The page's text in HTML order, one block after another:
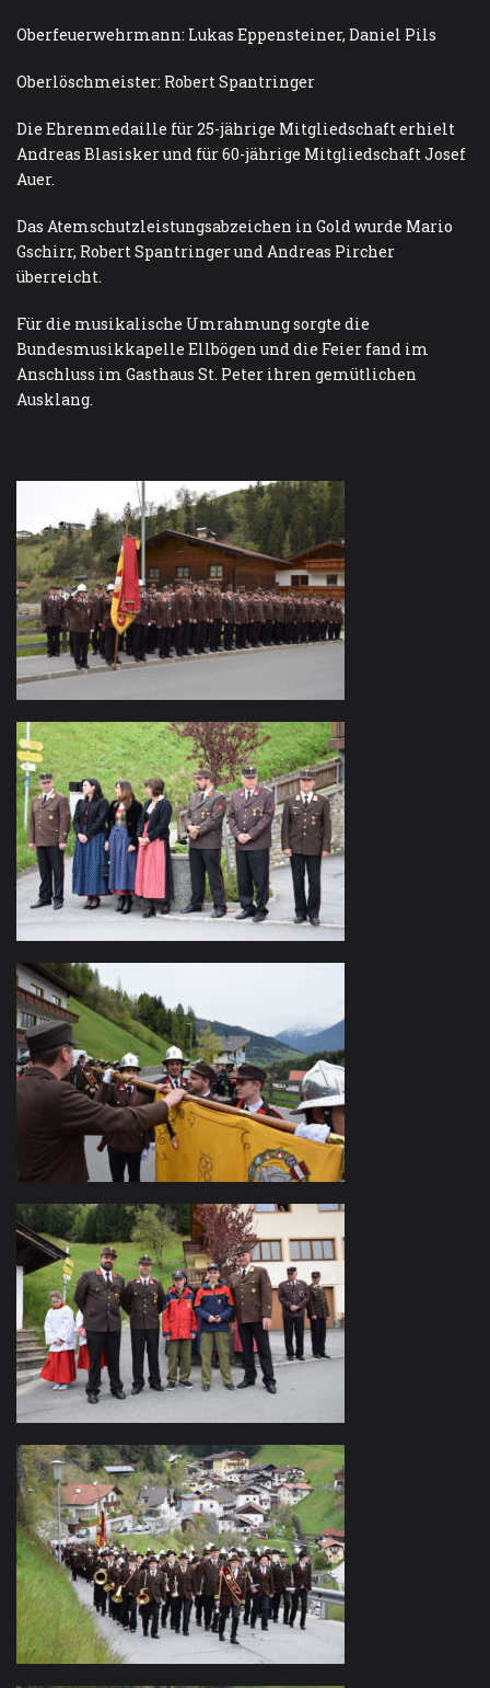
Oberfeuerwehrmann: Lukas Eppensteiner, Daniel Pils
Oberlöschmeister: Robert Spantringer
Die Ehrenmedaille für 25-jährige Mitgliedschaft erhielt
Andreas Blasisker und für 60-jährige Mitgliedschaft Josef
Auer.
Das Atemschutzleistungsabzeichen in Gold wurde Mario
Gschirr, Robert Spantringer und Andreas Pircher
überreicht.
Für die musikalische Umrahmung sorgte die
Bundesmusikkapelle Ellbögen und die Feier fand im
Anschluss im Gasthaus St. Peter ihren gemütlichen
Ausklang.